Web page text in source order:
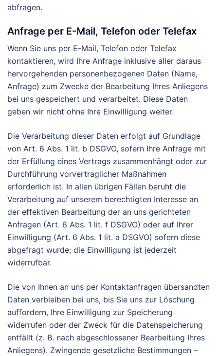
abfragen.
Anfrage per E-Mail, Telefon oder Telefax
Wenn Sie uns per E-Mail, Telefon oder Telefax
kontaktieren, wird Ihre Anfrage inklusive aller daraus
hervorgehenden personenbezogenen Daten (Name,
Anfrage) zum Zwecke der Bearbeitung Ihres Anliegens
bei uns gespeichert und verarbeitet. Diese Daten
geben wir nicht ohne Ihre Einwilligung weiter.
Die Verarbeitung dieser Daten erfolgt auf Grundlage
von Art. 6 Abs. 1 lit. b DSGVO, sofern Ihre Anfrage mit
der Erfüllung eines Vertrags zusammenhängt oder zur
Durchführung vorvertraglicher Maßnahmen
erforderlich ist. In allen übrigen Fällen beruht die
Verarbeitung auf unserem berechtigten Interesse an
der effektiven Bearbeitung der an uns gerichteten
Anfragen (Art. 6 Abs. 1 lit. f DSGVO) oder auf Ihrer
Einwilligung (Art. 6 Abs. 1 lit. a DSGVO) sofern diese
abgefragt wurde; die Einwilligung ist jederzeit
widerrufbar.
Die von Ihnen an uns per Kontaktanfragen übersandten
Daten verbleiben bei uns, bis Sie uns zur Löschung
auffordern, Ihre Einwilligung zur Speicherung
widerrufen oder der Zweck für die Datenspeicherung
entfällt (z. B. nach abgeschlossener Bearbeitung Ihres
Anliegens). Zwingende gesetzliche Bestimmungen –